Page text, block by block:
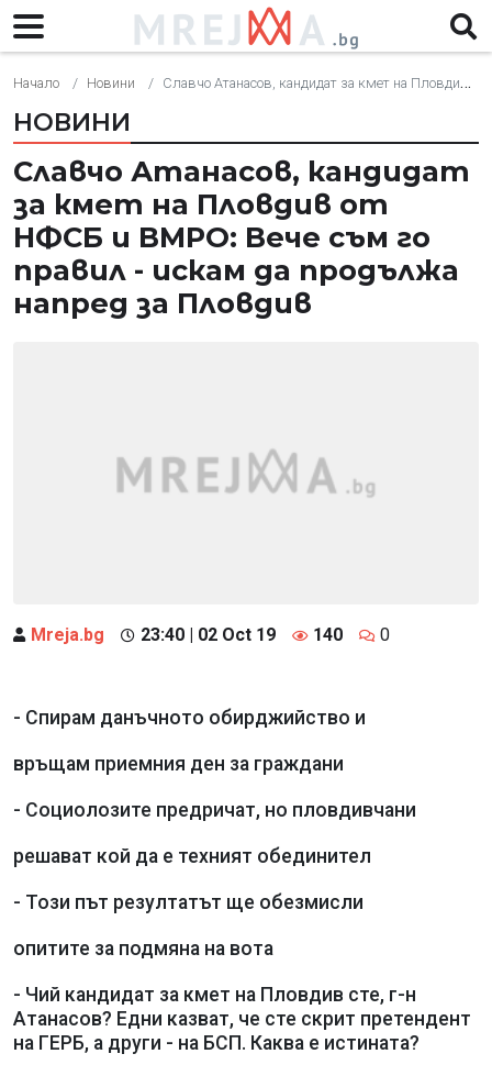
Начало Новини Славчо Атанасов, кандидат за кмет на Пловдив от НФСБ и ВМРО: Вече съм го правил - искам да продължа напред за Пловдив
НОВИНИ
Славчо Атанасов, кандидат
за кмет на Пловдив от
НФСБ и ВМРО: Вече съм го
правил - искам да продължа
напред за Пловдив
Mreja.bg 23:40 | 02 Oct 19 140 0
- Спирам данъчното обирджийство и
връщам приемния ден за граждани
- Социолозите предричат, но пловдивчани
решават кой да е техният обединител
- Този път резултатът ще обезмисли
опитите за подмяна на вота
- Чий кандидат за кмет на Пловдив сте, г-н
Атанасов? Едни казват, че сте скрит претендент
на ГЕРБ, а други - на БСП. Каква е истината?